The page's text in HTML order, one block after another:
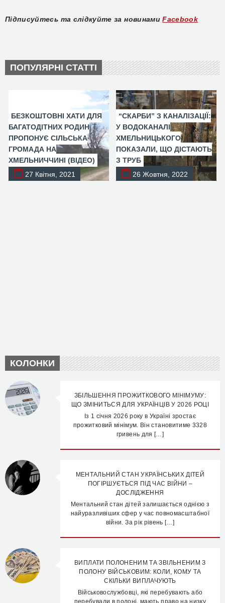
Підписуйтесь та слідкуйте за новинами Facebook
ПОПУЛЯРНІ СТАТТІ
БЕЗКОШТОВНІ ХАТИ ДЛЯ
БАГАТОДІТНИХ РОДИН
ПРОПОНУЄ СІЛЬСЬКА
ГРОМАДА НА
ХМЕЛЬНИЧЧИНІ (ВІДЕО)
27 Квітня, 2021
“СКАРБИ” З КАНАЛІЗАЦІЇ:
У ВОДОКАНАЛІ
ХМЕЛЬНИЦЬКОГО
ПОКАЗАЛИ, ЩО ДІСТАЮТЬ
З ТРУБ
26 Жовтня, 2022
КОЛОНКИ
ЗБІЛЬШЕННЯ ПРОЖИТКОВОГО МІНІМУМУ:
ЩО ЗМІНИТЬСЯ ДЛЯ УКРАЇНЦІВ У 2026 РОЦІ
Із 1 січня 2026 року в Україні зростає
прожитковий мінімум. Він становитиме 3328
гривень для […]
МЕНТАЛЬНИЙ СТАН УКРАЇНСЬКИХ ДІТЕЙ
ПОГІРШУЄТЬСЯ ПІД ЧАС ВІЙНИ –
ДОСЛІДЖЕННЯ
Ментальний стан дітей залишається однією з
найуразливіших сфер у час повномасштабної
війни. За рік рівень […]
ВИПЛАТИ ПОЛОНЕНИМ ТА ЗВІЛЬНЕНИМ З
ПОЛОНУ ВІЙСЬКОВИМ: КОЛИ, КОМУ ТА
СКІЛЬКИ ВИПЛАЧУЮТЬ
Військовослужбовці, які перебувають або
перебували в полоні, мають право на низку